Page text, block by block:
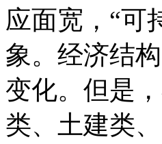
应面宽，“可
象。经济结
变化。但是
类、土建类